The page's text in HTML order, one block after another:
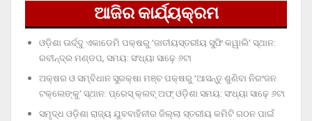
ଆଜିର କାର୍ଯ୍ୟକ୍ରମ
ଓଡ଼ିଶା ଊର୍ଦ୍ଦୁ ଏକାଡେମି ପକ୍ଷରୁ ‘ଜାତୀୟସ୍ତରୀୟ ସୁଫି କୱାଲି’ ସ୍ଥାନ:
ରବୀନ୍ଦ୍ର ମଣ୍ଡପ, ସମୟ: ସଂଧ୍ୟା ସାଢ଼େ ୬ଟା
ଅକ୍ଷର ଓ ସମ୍ବିଧାନ ସୁରକ୍ଷା ମଞ୍ଚ ପକ୍ଷରୁ ‘ଆସନ୍ତୁ ଶୁଣିବା ନିରଂଜନ
ଟକ୍‌ଲେଙ୍କୁ’ ସ୍ଥାନ: ପ୍ରେସ୍‌ କ୍ଲବ୍‌ ଅଫ୍‌ ଓଡ଼ିଶା ସମୟ: ସଂଧ୍ୟା ସାଢ଼େ ୬ଟା
ସମୃଦ୍ଧ ଓଡ଼ିଶା ରାଜ୍ୟ ଯୁବବାହିନୀର ଜିଲ୍ଲା ସ୍ତରୀୟ କମିଟି ଗଠନ ପାଇଁ